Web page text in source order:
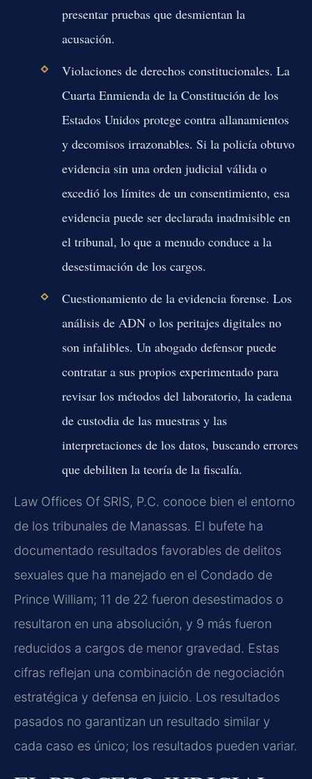
presentar pruebas que desmientan la
acusación.
Violaciones de derechos constitucionales. La
Cuarta Enmienda de la Constitución de los
Estados Unidos protege contra allanamientos
y decomisos irrazonables. Si la policía obtuvo
evidencia sin una orden judicial válida o
excedió los límites de un consentimiento, esa
evidencia puede ser declarada inadmisible en
el tribunal, lo que a menudo conduce a la
desestimación de los cargos.
Cuestionamiento de la evidencia forense. Los
análisis de ADN o los peritajes digitales no
son infalibles. Un abogado defensor puede
contratar a sus propios experimentado para
revisar los métodos del laboratorio, la cadena
de custodia de las muestras y las
interpretaciones de los datos, buscando errores
que debiliten la teoría de la fiscalía.
Law Offices Of SRIS, P.C. conoce bien el entorno
de los tribunales de Manassas. El bufete ha
documentado resultados favorables de delitos
sexuales que ha manejado en el Condado de
Prince William; 11 de 22 fueron desestimados o
resultaron en una absolución, y 9 más fueron
reducidos a cargos de menor gravedad. Estas
cifras reflejan una combinación de negociación
estratégica y defensa en juicio. Los resultados
pasados no garantizan un resultado similar y
cada caso es único; los resultados pueden variar.